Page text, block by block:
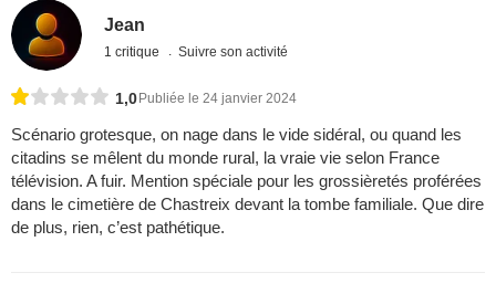
Jean
1 critique Suivre son activité
1,0Publiée le 24 janvier 2024
Scénario grotesque, on nage dans le vide sidéral, ou quand les
citadins se mêlent du monde rural, la vraie vie selon France
télévision. A fuir. Mention spéciale pour les grossièretés proférées
dans le cimetière de Chastreix devant la tombe familiale. Que dire
de plus, rien, c’est pathétique.